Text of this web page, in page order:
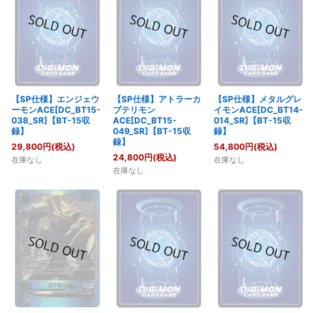
【SP仕様】エンジェウ
ーモンACE[DC_BT15-
038_SR]【BT-15収
録】
29,800円(税込)
在庫なし
【SP仕様】アトラーカ
ブテリモン
ACE[DC_BT15-
049_SR]【BT-15収
録】
24,800円(税込)
在庫なし
【SP仕様】メタルグレ
イモンACE[DC_BT14-
014_SR]【BT-15収
録】
54,800円(税込)
在庫なし